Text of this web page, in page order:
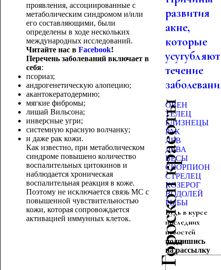
проявления, ассоциированные с
метаболическим синдромом и/или
его составляющими, были
определены в ходе нескольких
международных исследований.
Читайте нас в Facebook!
Перечень заболеваний включает в
себя:
псориаз;
андрогенетическую алопецию;
акантокератодермию;
мягкие фибромы;
лишай Вильсона;
инверсные угри;
системную красную волчанку;
и даже рак кожи.
Как известно, при метаболическом
синдроме повышено количество
воспалительных цитокинов и
наблюдается хроническая
воспалительная реакция в коже.
Поэтому не исключается связь МС с
повышенной чувствительностью
кожи, которая сопровождается
активацией иммунных клеток.
развития
акне,
которые
усугубляют
течение
Гороскоп красоты
ОВЕН
ТЕЛЕЦ
БЛИЗНЕЦЫ
РАК
ЛЕВ
ДЕВА
ВЕСЫ
СКОРПИОН
СТРЕЛЕЦ
КОЗЕРОГ
ВОДОЛЕЙ
РЫБЫ
Будь в курсе
последних
новостей
подпишись
на рассылку